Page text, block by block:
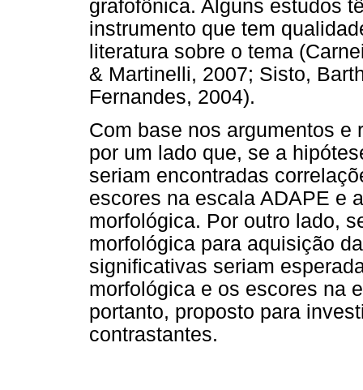
grafofônica. Alguns estudos
instrumento que tem
literatura sobre o tema
& Martinelli, 2007; Sisto,
Fernandes, 2004).
Com base nos argumentos
por um lado que, se a
seriam encontradas
escores na escala ADAPE e
morfológica. Por outro lado,
morfológica para aquisição
significativas seriam
morfológica e os escores na
portanto, proposto para
contrastantes.